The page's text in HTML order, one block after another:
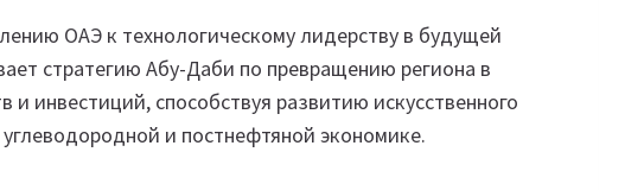
ОАЭ к технологическому лидерству в будущей
стратегию Абу-Даби по превращению региона в
и инвестиций, способствуя развитию искусственного
и постнефтяной экономике.